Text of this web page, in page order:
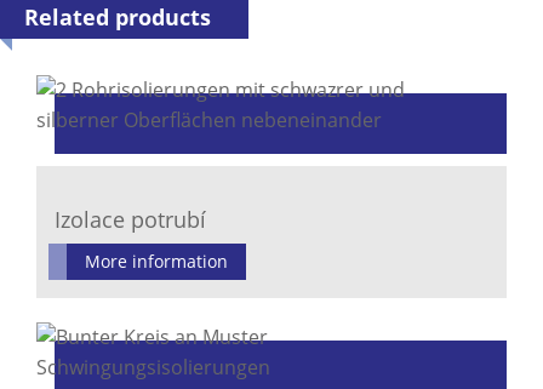
Related products
Izolace potrubí
More information